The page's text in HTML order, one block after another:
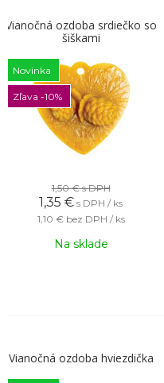
Vianočná ozdoba srdiečko so
šiškami
Novinka
Zľava -10%
1,50 €s DPH
1,35 € s DPH / ks
1,10 € bez DPH / ks
Na sklade
Vianočná ozdoba hviezdička